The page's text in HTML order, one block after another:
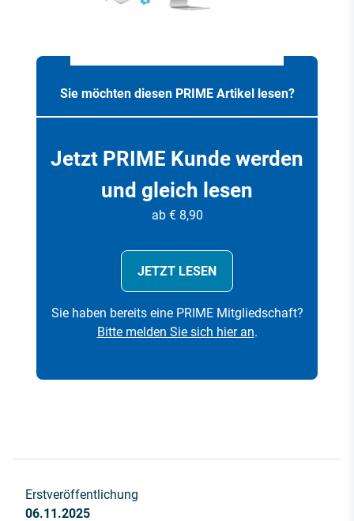
Sie möchten diesen PRIME Artikel lesen?
Jetzt PRIME Kunde werden
und gleich lesen
ab € 8,90
JETZT LESEN
Sie haben bereits eine PRIME Mitgliedschaft?
Bitte melden Sie sich hier an.
Erstveröffentlichung
06.11.2025